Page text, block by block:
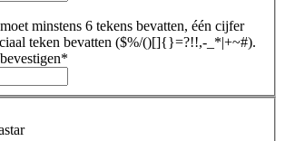
minstens 6 tekens bevatten, één cijfer
teken bevatten ($%/()[]{}=?!!,-_*|+~#).
*